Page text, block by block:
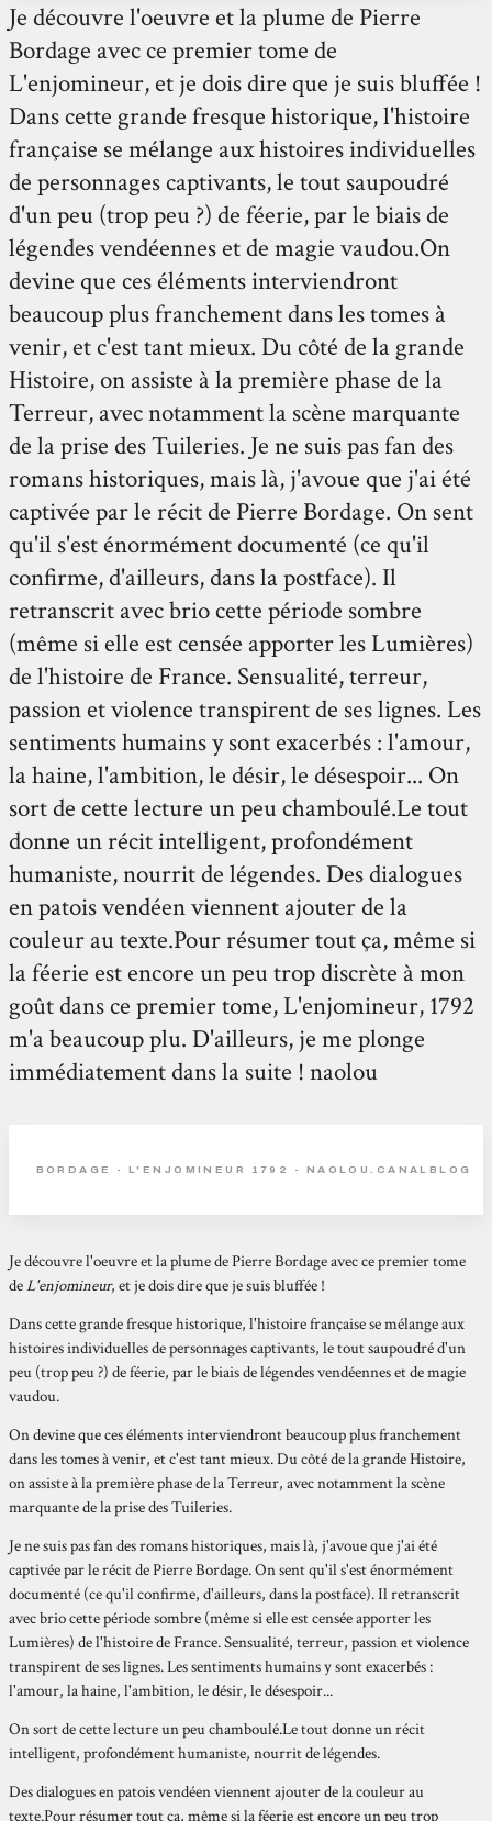
Je découvre l'oeuvre et la plume de Pierre
Bordage avec ce premier tome de
L'enjomineur, et je dois dire que je suis bluffée !
Dans cette grande fresque historique, l'histoire
française se mélange aux histoires individuelles
de personnages captivants, le tout saupoudré
d'un peu (trop peu ?) de féerie, par le biais de
légendes vendéennes et de magie vaudou.On
devine que ces éléments interviendront
beaucoup plus franchement dans les tomes à
venir, et c'est tant mieux. Du côté de la grande
Histoire, on assiste à la première phase de la
Terreur, avec notamment la scène marquante
de la prise des Tuileries. Je ne suis pas fan des
romans historiques, mais là, j'avoue que j'ai été
captivée par le récit de Pierre Bordage. On sent
qu'il s'est énormément documenté (ce qu'il
confirme, d'ailleurs, dans la postface). Il
retranscrit avec brio cette période sombre
(même si elle est censée apporter les Lumières)
de l'histoire de France. Sensualité, terreur,
passion et violence transpirent de ses lignes. Les
sentiments humains y sont exacerbés : l'amour,
la haine, l'ambition, le désir, le désespoir... On
sort de cette lecture un peu chamboulé.Le tout
donne un récit intelligent, profondément
humaniste, nourrit de légendes. Des dialogues
en patois vendéen viennent ajouter de la
couleur au texte.Pour résumer tout ça, même si
la féerie est encore un peu trop discrète à mon
goût dans ce premier tome, L'enjomineur, 1792
m'a beaucoup plu. D'ailleurs, je me plonge
immédiatement dans la suite ! naolou
BORDAGE - L'ENJOMINEUR 1792 - NAOLOU.CANALBLOG
Je découvre l'oeuvre et la plume de Pierre Bordage avec ce premier tome
deL'enjomineur, et je dois dire que je suis bluffée !
Dans cette grande fresque historique, l'histoire française se mélange aux
histoires individuelles de personnages captivants, le tout saupoudré d'un
peu (trop peu ?) de féerie, par le biais de légendes vendéennes et de magie
vaudou.
On devine que ces éléments interviendront beaucoup plus franchement
dans les tomes à venir, et c'est tant mieux. Du côté de la grande Histoire,
on assiste à la première phase de la Terreur, avec notamment la scène
marquante de la prise des Tuileries.
Je ne suis pas fan des romans historiques, mais là, j'avoue que j'ai été
captivée par le récit de Pierre Bordage. On sent qu'il s'est énormément
documenté (ce qu'il confirme, d'ailleurs, dans la postface). Il retranscrit
avec brio cette période sombre (même si elle est censée apporter les
Lumières) de l'histoire de France. Sensualité, terreur, passion et violence
transpirent de ses lignes. Les sentiments humains y sont exacerbés :
l'amour, la haine, l'ambition, le désir, le désespoir...
On sort de cette lecture un peu chamboulé.Le tout donne un récit
intelligent, profondément humaniste, nourrit de légendes.
Des dialogues en patois vendéen viennent ajouter de la couleur au
texte.Pour résumer tout ça, même si la féerie est encore un peu trop